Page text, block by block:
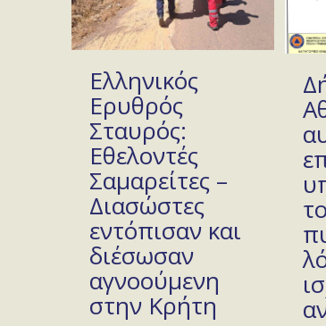
Ελληνικός
Ερυθρός
Σταυρός:
Εθελοντές
Σαμαρείτες –
Διασώστες
εντόπισαν και
διέσωσαν
αγνοούμενη
στην Κρήτη